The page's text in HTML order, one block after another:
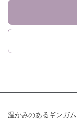
温かみのあるギンガ